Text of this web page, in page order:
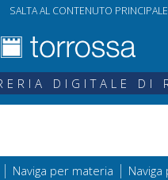
SALTA AL CONTENUTO PRINCIPALE
DIGITALE DI
| Naviga per materia |